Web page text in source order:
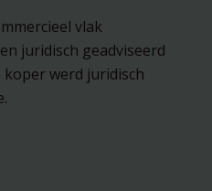
vlak
juridisch geadviseerd
koper werd juridisch